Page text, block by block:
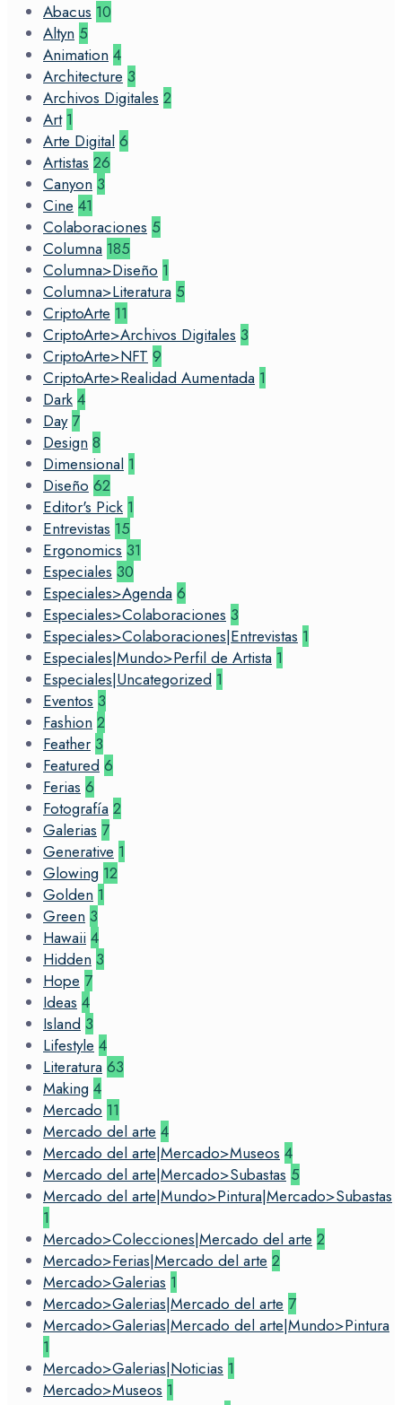
Abacus 10
Altyn 5
Animation 4
Architecture 3
Archivos Digitales 2
Art 1
Arte Digital 6
Artistas 26
Canyon 3
Cine 41
Colaboraciones 5
Columna 185
Columna>Diseño 1
Columna>Literatura 5
CriptoArte 11
CriptoArte>Archivos Digitales 3
CriptoArte>NFT 9
CriptoArte>Realidad Aumentada 1
Dark 4
Day 7
Design 8
Dimensional 1
Diseño 62
Editor's Pick 1
Entrevistas 15
Ergonomics 31
Especiales 30
Especiales>Agenda 6
Especiales>Colaboraciones 3
Especiales>Colaboraciones|Entrevistas 1
Especiales|Mundo>Perfil de Artista 1
Especiales|Uncategorized 1
Eventos 3
Fashion 2
Feather 3
Featured 6
Ferias 6
Fotografía 2
Galerias 7
Generative 1
Glowing 12
Golden 1
Green 3
Hawaii 4
Hidden 3
Hope 7
Ideas 4
Island 3
Lifestyle 4
Literatura 63
Making 4
Mercado 11
Mercado del arte 4
Mercado del arte|Mercado>Museos 4
Mercado del arte|Mercado>Subastas 5
Mercado del arte|Mundo>Pintura|Mercado>Subastas
1
Mercado>Colecciones|Mercado del arte 2
Mercado>Ferias|Mercado del arte 2
Mercado>Galerias 1
Mercado>Galerias|Mercado del arte 7
Mercado>Galerias|Mercado del arte|Mundo>Pintura
1
Mercado>Galerias|Noticias 1
Mercado>Museos 1